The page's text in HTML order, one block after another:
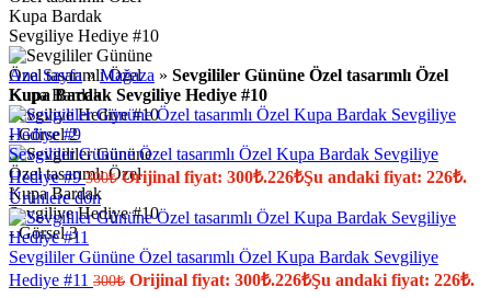
Ana Sayfa»Mağaza » Sevgililer Gününe Özel tasarımlı Özel
Kupa Bardak Sevgiliye Hediye #10
Sevgililer Gününe Özel tasarımlı Özel Kupa Bardak Sevgiliye
Hediye #9300₺ Orijinal fiyat: 300₺.226₺Şu andaki fiyat: 226₺.
Ürünlere dön
Sevgililer Gününe Özel tasarımlı Özel Kupa Bardak Sevgiliye
Hediye #11 300₺ Orijinal fiyat: 300₺.226₺Şu andaki fiyat: 226₺.